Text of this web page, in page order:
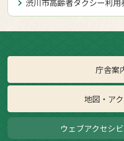
渋川市高齢者タクシー利
庁舎案
地図・ア
ウェブアクセシ